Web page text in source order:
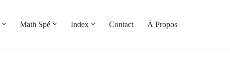
Math Spé Index Contact À Propos